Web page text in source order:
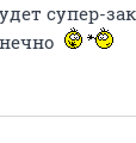
супер-